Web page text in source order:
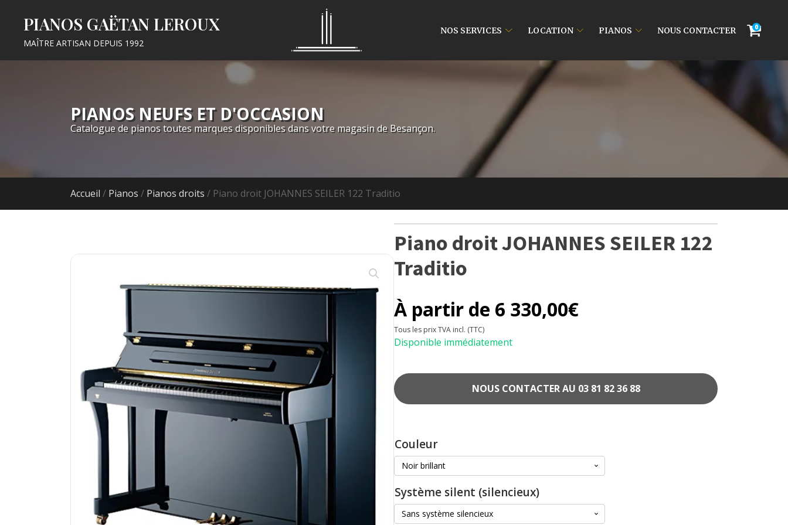
PIANOS GAËTAN LEROUX
MAÎTRE ARTISAN DEPUIS 1992
NOS SERVICES LOCATION PIANOS NOUS CONTACTER 0
PIANOS NEUFS ET D'OCCASION
Catalogue de pianos toutes marques disponibles dans votre magasin de Besançon.
Accueil / Pianos / Pianos droits / Piano droit JOHANNES SEILER 122 Traditio
Piano droit JOHANNES SEILER 122
Traditio
À partir de 6 330,00€
Tous les prix TVA incl. (TTC)
Disponible immédiatement
NOUS CONTACTER AU 03 81 82 36 88
Couleur
Système silent (silencieux)